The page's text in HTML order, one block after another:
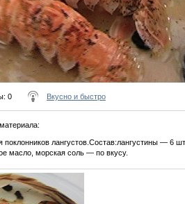
: 0 Вкусно и быстро
:
поклонников лангустов.Состав:лангустины —
масло, морская соль — по вкусу.